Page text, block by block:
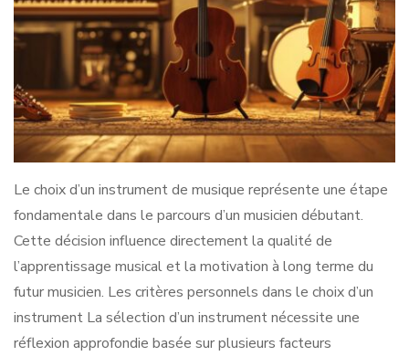
Le choix d’un instrument de musique représente une étape
fondamentale dans le parcours d’un musicien débutant.
Cette décision influence directement la qualité de
l’apprentissage musical et la motivation à long terme du
futur musicien. Les critères personnels dans le choix d’un
instrument La sélection d’un instrument nécessite une
réflexion approfondie basée sur plusieurs facteurs